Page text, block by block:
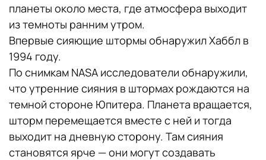
планеты около места, где атмосфера выходит
из темноты ранним утром.
Впервые сияющие штормы обнаружил Хаббл в
1994 году.
По снимкам NASA исследователи обнаружили,
что утренние сияния в штормах рождаются на
темной стороне Юпитера. Планета вращается,
шторм перемещается вместе с ней и тогда
выходит на дневную сторону. Там сияния
становятся ярче — они могут создавать